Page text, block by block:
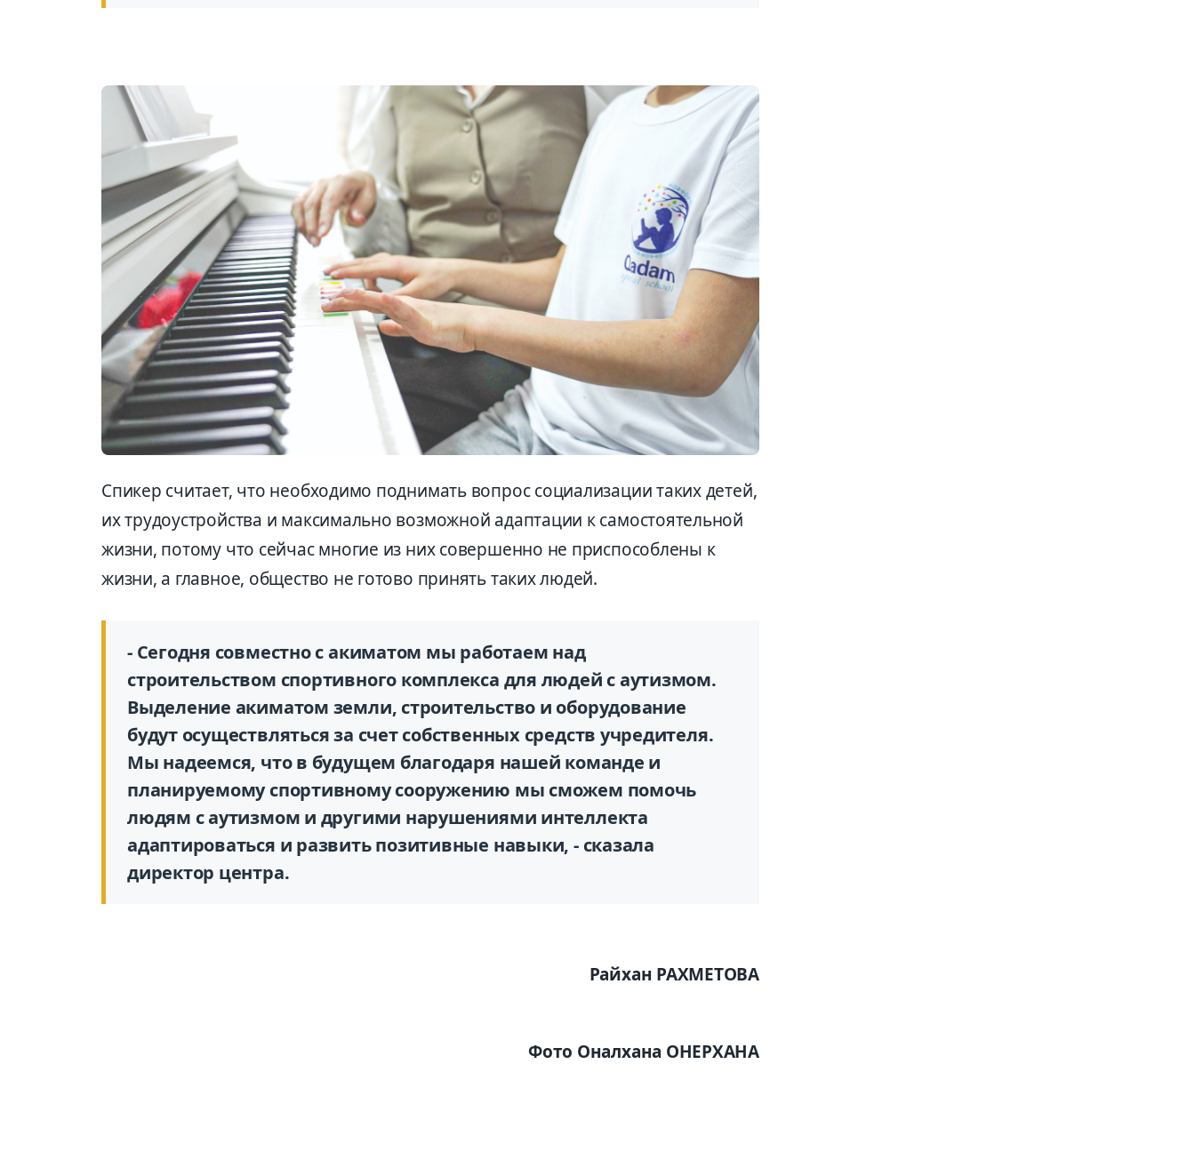
Спикер считает, что необходимо поднимать вопрос социализации таких детей,
их трудоустройства и максимально возможной адаптации к самостоятельной
жизни, потому что сейчас многие из них совершенно не приспособлены к
жизни, а главное, общество не готово принять таких людей.
- Сегодня совместно с акиматом мы работаем над
строительством спортивного комплекса для людей с аутизмом.
Выделение акиматом земли, строительство и оборудование
будут осуществляться за счет собственных средств учредителя.
Мы надеемся, что в будущем благодаря нашей команде и
планируемому спортивному сооружению мы сможем помочь
людям с аутизмом и другими нарушениями интеллекта
адаптироваться и развить позитивные навыки, - сказала
директор центра.
Райхан РАХМЕТОВА
Фото Оналхана ОНЕРХАНА